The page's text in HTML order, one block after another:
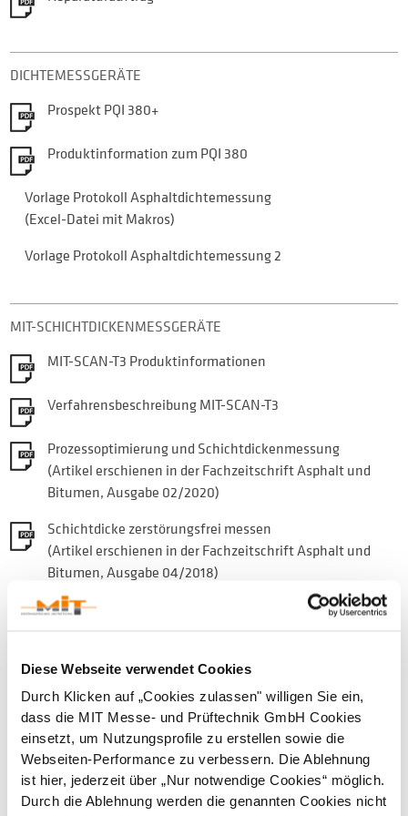
Diese Webseite verwendet Cookies
Durch Klicken auf „Cookies zulassen" willigen Sie ein,
dass die MIT Messe- und Prüftechnik GmbH Cookies
einsetzt, um Nutzungsprofile zu erstellen sowie die
Webseiten-Performance zu verbessern. Die Ablehnung
ist hier, jederzeit über „Nur notwendige Cookies“ möglich.
Durch die Ablehnung werden die genannten Cookies nicht
REFERENZEN
JOBS
KONTAKTDATEN
Shop
WARENKORB
LIEFERUNG UND ZAHLUNG
KONTAKT ZUR MIT MESS- UND PRÜFTECHNIK GMBH
DICHTEMESSGERÄTE
Prospekt PQI 380+
Produktinformation zum PQI 380
Vorlage Protokoll Asphaltdichtemessung
(Excel-Datei mit Makros)
Vorlage Protokoll Asphaltdichtemessung 2
MIT-SCHICHTDICKENMESSGERÄTE
MIT-SCAN-T3 Produktinformationen
Verfahrensbeschreibung MIT-SCAN-T3
Prozessoptimierung und Schichtdickenmessung
(Artikel erschienen in der Fachzeitschrift Asphalt und
Bitumen, Ausgabe 02/2020)
Schichtdicke zerstörungsfrei messen
(Artikel erschienen in der Fachzeitschrift Asphalt und
Bitumen, Ausgabe 04/2018)
Neues und bewährtes Zubehör für die
Schichtdickenmessung
Flyer MIT-App MIT-SCAN-T3
MIT-Projektsoftware 1.2.8
(Installationsdatei)
Annerkennung als Kalibrierstelle